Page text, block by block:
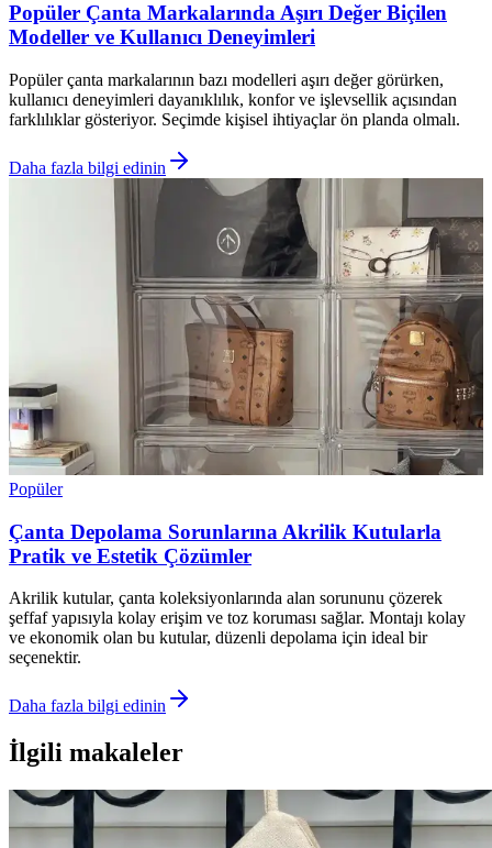
Popüler Çanta Markalarında Aşırı Değer Biçilen
Modeller ve Kullanıcı Deneyimleri
Popüler çanta markalarının bazı modelleri aşırı değer görürken,
kullanıcı deneyimleri dayanıklılık, konfor ve işlevsellik açısından
farklılıklar gösteriyor. Seçimde kişisel ihtiyaçlar ön planda olmalı.
Daha fazla bilgi edinin
Popüler
Çanta Depolama Sorunlarına Akrilik Kutularla
Pratik ve Estetik Çözümler
Akrilik kutular, çanta koleksiyonlarında alan sorununu çözerek
şeffaf yapısıyla kolay erişim ve toz koruması sağlar. Montajı kolay
ve ekonomik olan bu kutular, düzenli depolama için ideal bir
seçenektir.
Daha fazla bilgi edinin
İlgili makaleler